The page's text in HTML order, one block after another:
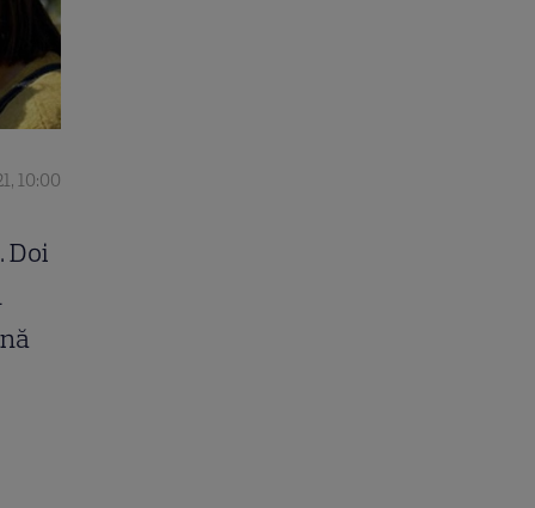
10:00
Doi